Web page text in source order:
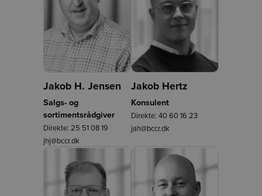
Jakob H. Jensen
Salgs- og
sortimentsrådgiver
Direkte: 25 51 08 19
jhj@bccr.dk
Jakob Hertz
Konsulent
Direkte: 40 60 16 23
jah@bccr.dk